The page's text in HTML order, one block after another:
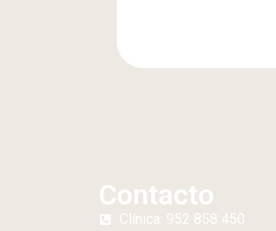
Contacto
Clínica: 952 858 450